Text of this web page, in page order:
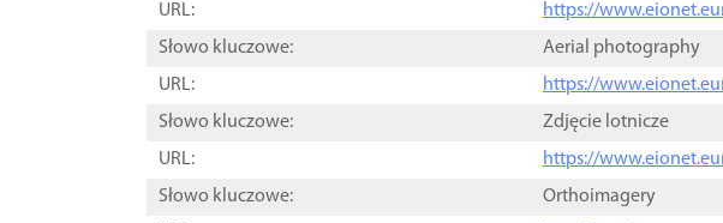
URL:
https://
Słowo kluczowe:
Aerial photography
URL:
https://
Słowo kluczowe:
Zdjęcie lotnicze
URL:
https://
Słowo kluczowe:
Orthoimagery